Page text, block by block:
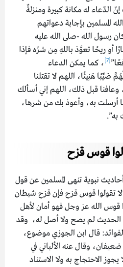
إنّ الدّعاء له مكانة كبيرة ومنزلةٌ
المسلمين بإجابة دعواتهم
رسول الله -صلى الله عليه
أو ريحًا تعوَّذ باللهِ مِن شرِّه فإذا
[7]
، كما يمكن الدعاء
صَيِّبًا هَنِيئًا، اللهم لا تقتلنا
قبل ذلك، اللهم إني أسألك
خيرها وخير ما فيها، وخير ما أرسلت به، ‏وأعوذ‎ ‎بك من شرها،
به”.
قوس قزح
نبوية تنهى المسلمين عن قول
تقولوا قوس قزح فإن قزح شيطان
قوس الله عز وجل فهو أمان لأهل
الحديث لم يصح ولا أصل له، وقد
قال ابن الجوزي موضوع،
وقال عنه الألباني في
الاحتجاج به ولا الاستناد